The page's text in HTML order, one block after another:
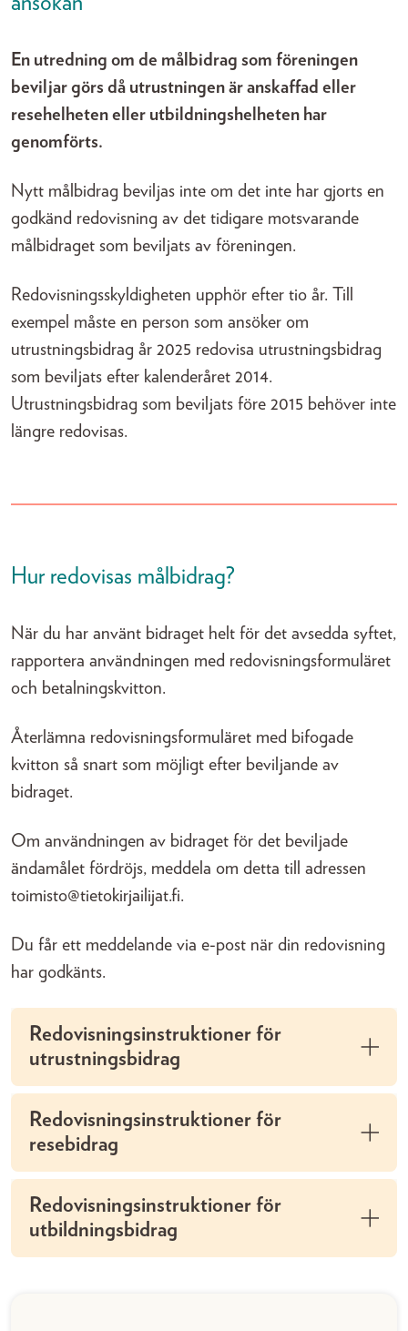
En utredning om de målbidrag som föreningen
beviljar görs då utrustningen är anskaffad eller
resehelheten eller utbildningshelheten har
genomförts.
Nytt målbidrag beviljas inte om det inte har gjorts en
godkänd redovisning av det tidigare motsvarande
målbidraget som beviljats av föreningen.
Redovisningsskyldigheten upphör efter tio år. Till
exempel måste en person som ansöker om
utrustningsbidrag år 2025 redovisa utrustningsbidrag
som beviljats efter kalenderåret 2014.
Utrustningsbidrag som beviljats före 2015 behöver inte
längre redovisas.
Hur redovisas målbidrag?
När du har använt bidraget helt för det avsedda syftet,
rapportera användningen med redovisningsformuläret
och betalningskvitton.
Återlämna redovisningsformuläret med bifogade
kvitton så snart som möjligt efter beviljande av
bidraget.
Om användningen av bidraget för det beviljade
ändamålet fördröjs, meddela om detta till adressen
toimisto@tietokirjailijat.fi.
Du får ett meddelande via e-post när din redovisning
har godkänts.
Redovisningsinstruktioner för
utrustningsbidrag
Redovisningsinstruktioner för
resebidrag
Redovisningsinstruktioner för
utbildningsbidrag